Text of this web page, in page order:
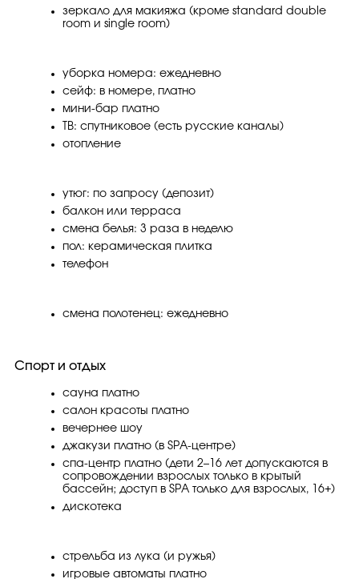
зеркало для макияжа (кроме standard double
room и single room)
уборка номера: ежедневно
сейф: в номере, платно
мини-бар платно
ТВ: спутниковое (есть русские каналы)
отопление
утюг: по запросу (депозит)
балкон или терраса
смена белья: 3 раза в неделю
пол: керамическая плитка
телефон
смена полотенец: ежедневно
Спорт и отдых
сауна платно
салон красоты платно
вечернее шоу
джакузи платно (в SPA-центре)
спа-центр платно (дети 2–16 лет допускаются в
сопровождении взрослых только в крытый
бассейн; доступ в SPA только для взрослых, 16+)
дискотека
стрельба из лука (и ружья)
игровые автоматы платно